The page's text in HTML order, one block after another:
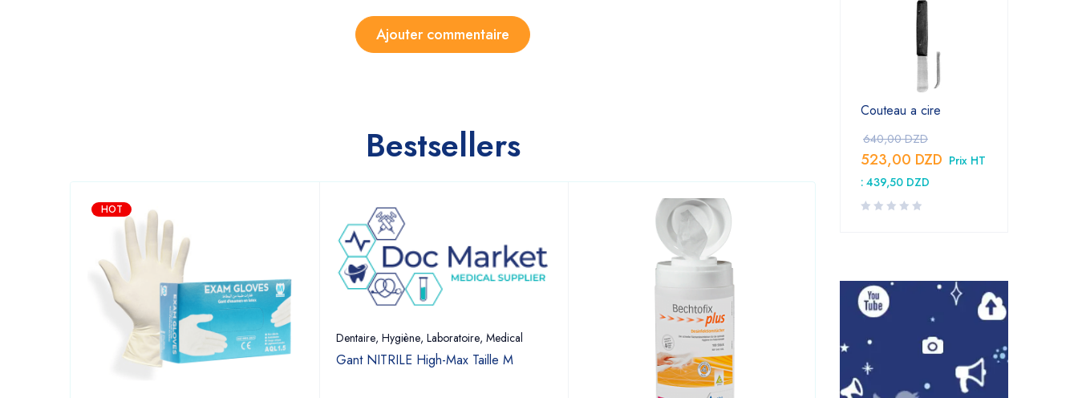
Bestsellers
HOT
Dentaire, Hygiène, Laboratoire, Medical
Gant NITRILE High-Max Taille M
Couteau a cire
640,00DZD
523,00 DZD Prix HT
: 439,50 DZD